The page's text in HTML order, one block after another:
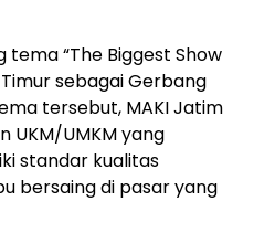
tema “The Biggest Show
sebagai Gerbang
tersebut, MAKI Jatim
UKM/UMKM yang
standar kualitas
bersaing di pasar yang